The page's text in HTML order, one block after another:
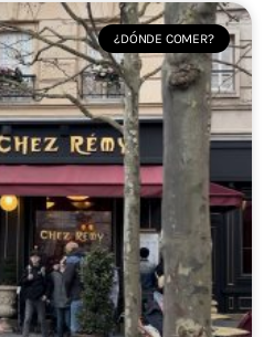
¿DÓNDE COMER?